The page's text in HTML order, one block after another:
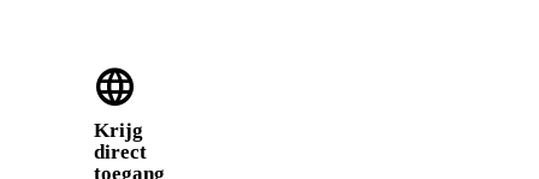
nog twee talen
te begrijpen.
language
Krijg
direct
toegang